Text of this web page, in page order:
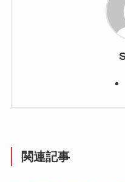
関連記事